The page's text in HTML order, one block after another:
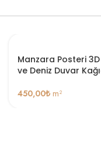
Manzara Posteri
ve Deniz Duvar
450,00₺m²